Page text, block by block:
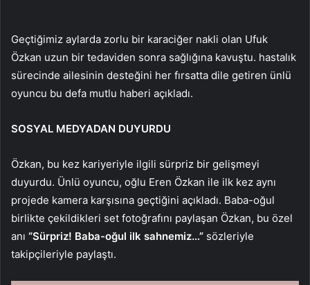
Geçtiğimiz aylarda zorlu bir karaciğer nakli olan Ufuk
Özkan uzun bir tedaviden sonra sağlığına kavuştu. hastalık
sürecinde ailesinin desteğini her fırsatta dile getiren ünlü
oyuncu bu defa mutlu haberi açıkladı.
SOSYAL MEDYADAN DUYURDU
Özkan, bu kez kariyeriyle ilgili sürpriz bir gelişmeyi
duyurdu. Ünlü oyuncu, oğlu Eren Özkan ile ilk kez aynı
projede kamera karşısına geçtiğini açıkladı. Baba-oğul
birlikte çekildikleri set fotoğrafını paylaşan Özkan, bu özel
anı “Sürpriz! Baba-oğul ilk sahnemiz…” sözleriyle
takipçileriyle paylaştı.